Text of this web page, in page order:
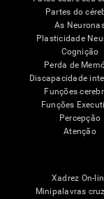
Partes do
As
Plasticidade
Cognição
Perda de
Discapacidade
Funções
Funções
Percepção
Atenção
Xadrez On-
Minipalavras